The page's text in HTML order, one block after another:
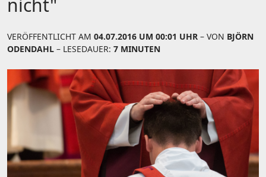
nicht"
VERÖFFENTLICHT AM 04.07.2016 UM 00:01 UHR – VON BJÖRN
ODENDAHL – LESEDAUER: 7 MINUTEN